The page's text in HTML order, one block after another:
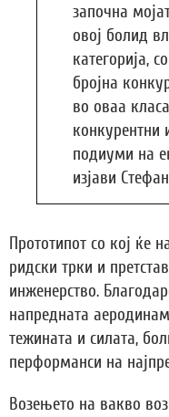
започна
овој болид
категорија,
бројна
во оваа
конкурентни
подиуми на
изјави
Прототипот со кој ќе
ридски трки и
инженерство.
напредната
тежината и силата,
перформанси на
Возењето на вакво